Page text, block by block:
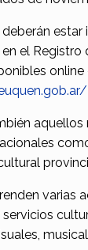
el
online
varias